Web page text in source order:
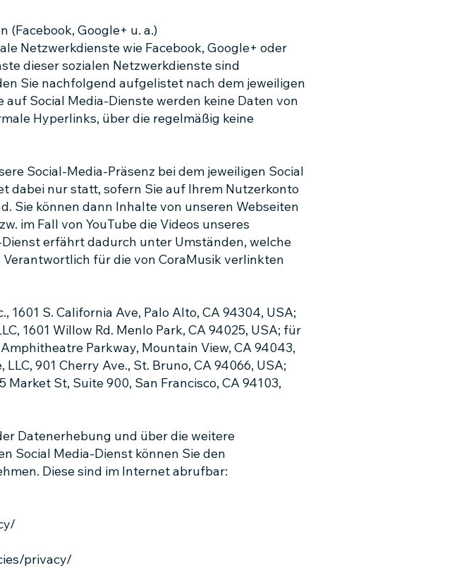
(Facebook, Google+ u. a.)
Netzwerkdienste wie Facebook, Google+ oder
dieser sozialen Netzwerkdienste sind
Sie nachfolgend aufgelistet nach dem jeweiligen
Social Media-Dienste werden keine Daten von
Hyperlinks, über die regelmäßig keine
Social-Media-Präsenz bei dem jeweiligen Social
dabei nur statt, sofern Sie auf Ihrem Nutzerkonto
Sie können dann Inhalte von unseren Webseiten
im Fall von YouTube die Videos unseres
erfährt dadurch unter Umständen, welche
für die von CoraMusik verlinkten
S. California Ave, Palo Alto, CA 94304, USA;
1601 Willow Rd. Menlo Park, CA 94025, USA; für
Parkway, Mountain View, CA 94043,
901 Cherry Ave., St. Bruno, CA 94066, USA;
St, Suite 900, San Francisco, CA 94103,
Datenerhebung und über die weitere
Social Media-Dienst können Sie den
Diese sind im Internet abrufbar:
privacy/